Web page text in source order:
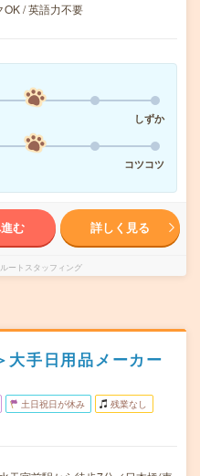
OK / 英語力不要
しずか
コツコツ
む 詳しく見る
ートスタッフィング
大手日用品メーカー
土日祝日が休み 残業なし